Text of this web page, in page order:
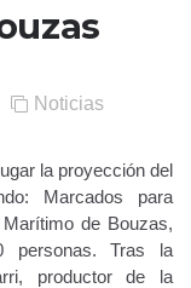
Noticias
la proyección del
Marcados para
de Bouzas,
personas. Tras la
productor de la